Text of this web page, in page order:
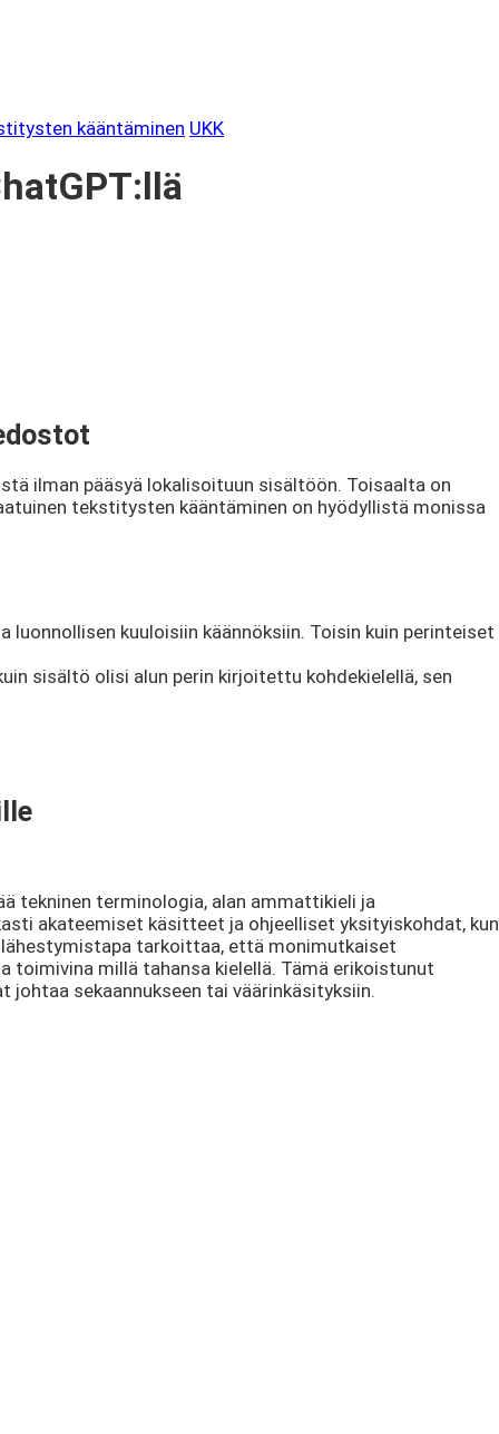
kääntäminen UKK
ilman pääsyä lokalisoituun sisältöön. Toisaalta on
tekstitysten kääntäminen on hyödyllistä monissa
kuuloisiin käännöksiin. Toisin kuin perinteiset
sisältö olisi alun perin kirjoitettu kohdekielellä, sen
tekninen terminologia, alan ammattikieli ja
akateemiset käsitteet ja ohjeelliset yksityiskohdat, kun
tarkoittaa, että monimutkaiset
toimivina millä tahansa kielellä. Tämä erikoistunut
sekaannukseen tai väärinkäsityksiin.